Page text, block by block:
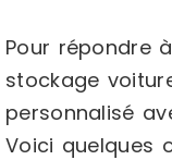
Pour répondre
stockage
personnalisé
Voici quelques